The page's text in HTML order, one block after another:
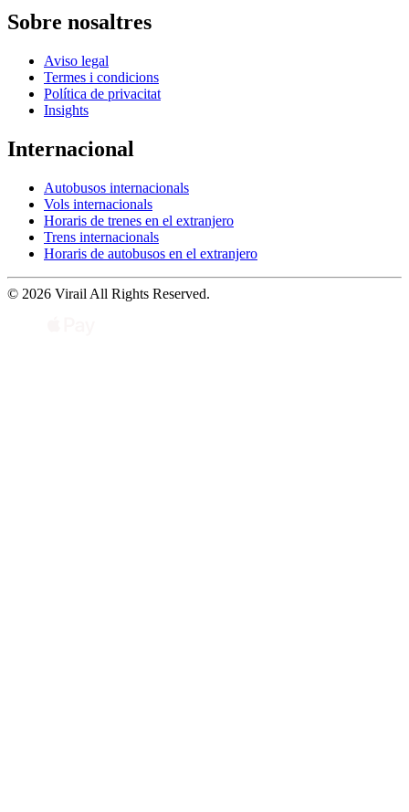
Sobre nosaltres
Aviso legal
Termes i condicions
Política de privacitat
Insights
Internacional
Autobusos internacionals
Vols internacionals
Horaris de trenes en el extranjero
Trens internacionals
Horaris de autobusos en el extranjero
© 2026 Virail All Rights Reserved.